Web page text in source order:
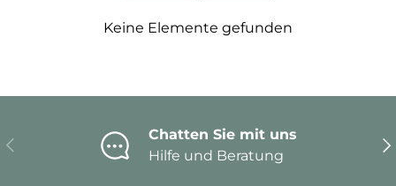
Keine Elemente gefunden
Vorherige
Chatten Sie mit uns
Hilfe und Beratung